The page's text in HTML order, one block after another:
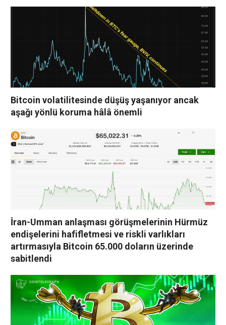
Bitcoin volatilitesinde düşüş yaşanıyor ancak
aşağı yönlü koruma hâlâ önemli
İran-Umman anlaşması görüşmelerinin Hürmüz
endişelerini hafifletmesi ve riskli varlıkları
artırmasıyla Bitcoin 65.000 doların üzerinde
sabitlendi